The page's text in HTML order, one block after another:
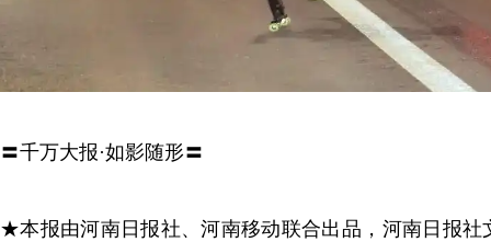
〓千万大报·如影随形〓
★本报由河南日报社、河南移动联合出品，河南日报社